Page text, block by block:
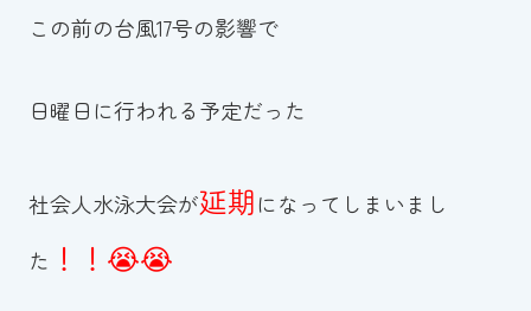
波スイタイムズ
お問い合わせ
Tel.098-863-7264
平日 9:00～22:00｜土祝 9:00～21:00
この前の台風17号の影響で
日曜日に行われる予定だった
社会人水泳大会が延期になってしまいまし
た ！！😭😭